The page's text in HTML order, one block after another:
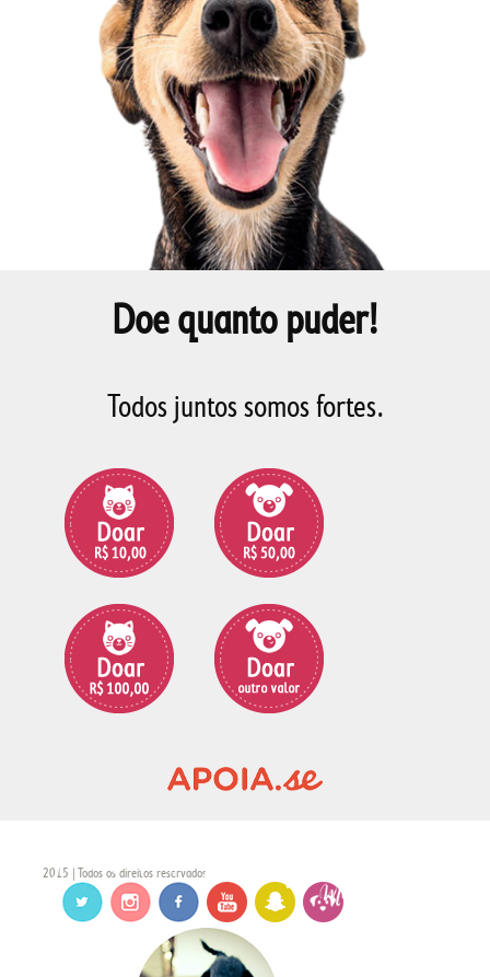
Doe quanto puder!
Todos juntos somos fortes.
2015 | Todos os direitos reservados